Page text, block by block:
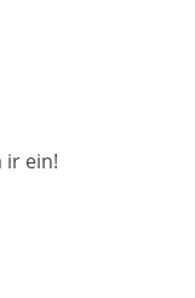
ir ein!